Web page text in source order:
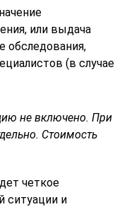
или выдача
обследования,
(в случае
не включено. При
Стоимость
четкое
ситуации и